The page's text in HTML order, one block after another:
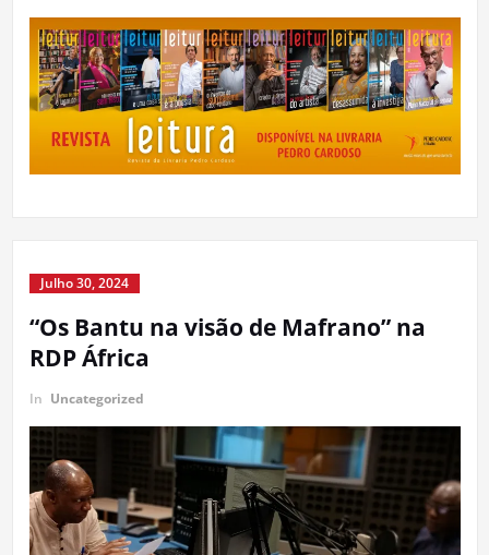
Julho 30, 2024
“Os Bantu na visão de Mafrano” na
RDP África
In Uncategorized